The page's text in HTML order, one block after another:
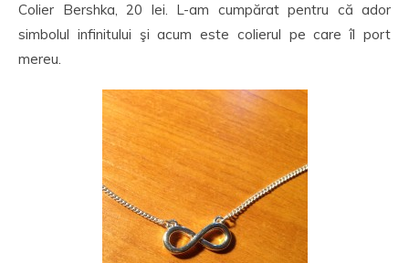
Colier Bershka, 20 lei. L-am cumpărat pentru că ador
simbolul infinitului şi acum este colierul pe care îl port
mereu.